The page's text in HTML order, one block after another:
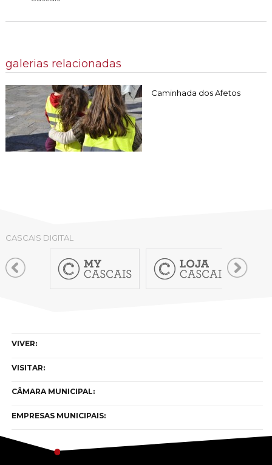
galerias relacionadas
Caminhada dos Afetos
CASCAIS DIGITAL
VIVER:
VISITAR:
CÂMARA MUNICIPAL:
EMPRESAS MUNICIPAIS: